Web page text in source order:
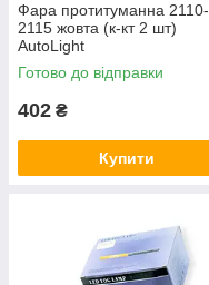
Фара протитуманна 2110-
2115 жовта (к-кт 2 шт)
AutoLight
Готово до відправки
402 ₴
Купити